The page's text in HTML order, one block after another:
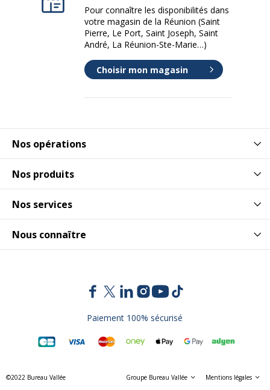
Quantité incluse 1
Sous-main avec rabat
transparent
Informations sur les services
Données d'identification
Données d'identification
Code barre maitre
Poids du produit 100 g
Nos opérations
Nos produits
Nos services
Nous connaître
Pour connaître les disponibilités dans
votre magasin de la Réunion (Saint
Pierre, Le Port, Saint Joseph, Saint
André, La Réunion-Ste-Marie…)
Choisir mon magasin
Paiement 100% sécurisé
©2022 Bureau Vallée Groupe Bureau Vallée Mentions légales